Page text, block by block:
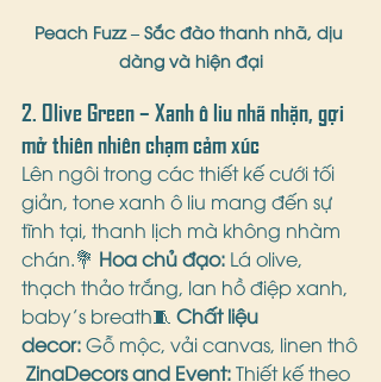
Peach Fuzz – Sắc đào thanh nhã, dịu
dàng và hiện đại
2. Olive Green – Xanh ô liu nhã nhặn, gợi
mở thiên nhiên chạm cảm xúc
Lên ngôi trong các thiết kế cưới tối
giản, tone xanh ô liu mang đến sự
tĩnh tại, thanh lịch mà không nhàm
chán.💐 Hoa chủ đạo: Lá olive,
thạch thảo trắng, lan hồ điệp xanh,
baby’s breath🧵 Chất liệu
decor: Gỗ mộc, vải canvas, linen thô
ZinaDecors and Event: Thiết kế theo